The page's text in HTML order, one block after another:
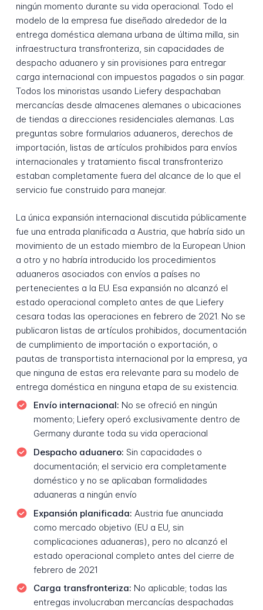
ningún momento durante su vida operacional. Todo el
modelo de la empresa fue diseñado alrededor de la
entrega doméstica alemana urbana de última milla, sin
infraestructura transfronteriza, sin capacidades de
despacho aduanero y sin provisiones para entregar
carga internacional con impuestos pagados o sin pagar.
Todos los minoristas usando Liefery despachaban
mercancías desde almacenes alemanes o ubicaciones
de tiendas a direcciones residenciales alemanas. Las
preguntas sobre formularios aduaneros, derechos de
importación, listas de artículos prohibidos para envíos
internacionales y tratamiento fiscal transfronterizo
estaban completamente fuera del alcance de lo que el
servicio fue construido para manejar.
La única expansión internacional discutida públicamente
fue una entrada planificada a Austria, que habría sido un
movimiento de un estado miembro de la European Union
a otro y no habría introducido los procedimientos
aduaneros asociados con envíos a países no
pertenecientes a la EU. Esa expansión no alcanzó el
estado operacional completo antes de que Liefery
cesara todas las operaciones en febrero de 2021. No se
publicaron listas de artículos prohibidos, documentación
de cumplimiento de importación o exportación, o
pautas de transportista internacional por la empresa, ya
que ninguna de estas era relevante para su modelo de
entrega doméstica en ninguna etapa de su existencia.
Envío internacional: No se ofreció en ningún
momento; Liefery operó exclusivamente dentro de
Germany durante toda su vida operacional
Despacho aduanero: Sin capacidades o
documentación; el servicio era completamente
doméstico y no se aplicaban formalidades
aduaneras a ningún envío
Expansión planificada: Austria fue anunciada
como mercado objetivo (EU a EU, sin
complicaciones aduaneras), pero no alcanzó el
estado operacional completo antes del cierre de
febrero de 2021
Carga transfronteriza: No aplicable; todas las
entregas involucraban mercancías despachadas